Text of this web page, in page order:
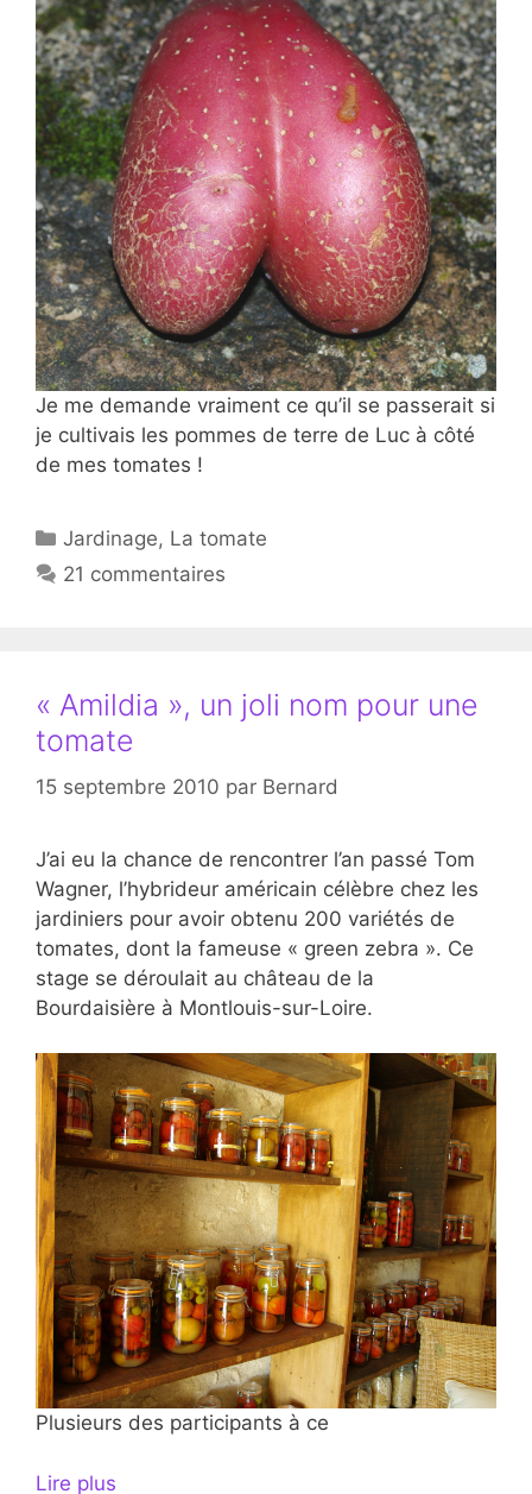
Je me demande vraiment ce qu’il se passerait si
je cultivais les pommes de terre de Luc à côté
de mes tomates !
Catégories
Jardinage, La tomate
21 commentaires
« Amildia », un joli nom pour une
tomate
15 septembre 2010 par Bernard
J’ai eu la chance de rencontrer l’an passé Tom
Wagner, l’hybrideur américain célèbre chez les
jardiniers pour avoir obtenu 200 variétés de
tomates, dont la fameuse « green zebra ». Ce
stage se déroulait au château de la
Bourdaisière à Montlouis-sur-Loire.
Plusieurs des participants à ce
Lire plus